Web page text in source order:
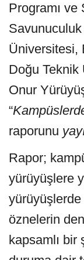
Programı ve
Savunuculuk
Üniversitesi,
Doğu Teknik
Onur
“
raporunu
Rapor;
yürüyüşlere
yürüyüşlerde
öznelerin
kapsamlı bir